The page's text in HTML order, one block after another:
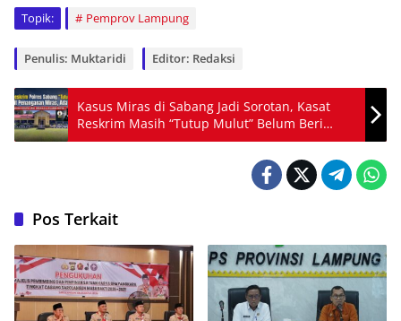
Topik: Pemprov Lampung
Penulis: Muktaridi Editor: Redaksi
Kasus Miras di Sabang Jadi Sorotan, Kasat
Reskrim Masih “Tutup Mulut” Belum Beri
Tanggapan
Pos Terkait